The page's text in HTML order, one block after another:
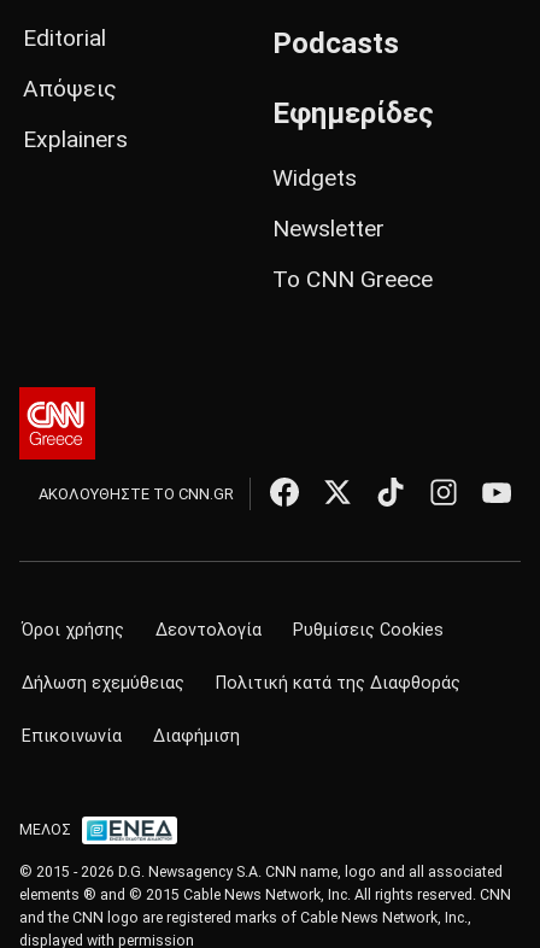
Editorial
Απόψεις
Explainers
Podcasts
Εφημερίδες
Widgets
Newsletter
Το CNN Greece
ΑΚΟΛΟΥΘΗΣΤΕ ΤΟ CNN.GR
Όροι χρήσης Δεοντολογία Ρυθμίσεις Cookies
Δήλωση εχεμύθειας Πολιτική κατά της Διαφθοράς
Επικοινωνία Διαφήμιση
ΜΕΛΟΣ
© 2015 - 2026 D.G. Newsagency S.A. CNN name, logo and all associated
elements ® and © 2015 Cable News Network, Inc. All rights reserved. CNN
and the CNN logo are registered marks of Cable News Network, Inc.,
displayed with permission